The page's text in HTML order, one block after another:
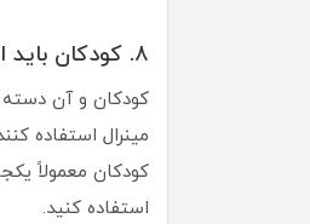
۸. کودکان باید از کرم‌های ضد آفتاب متفاوتی استفاده کنند؟
کودکان و آن
مینرال استفاده
کودکان معمولاً
استفاده کنید.